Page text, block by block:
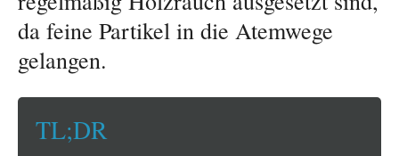
da feine Partikel in die Atemwege
gelangen.
TL;DR